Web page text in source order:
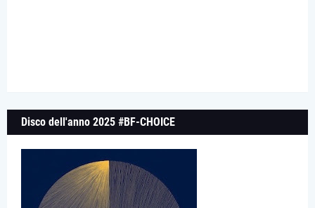
Disco dell'anno 2025 #BF-CHOICE